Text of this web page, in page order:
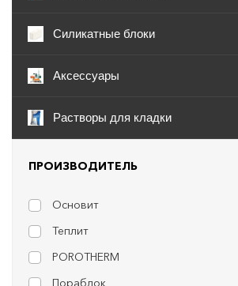
Силикатные блоки
Аксессуары
Растворы для кладки
ПРОИЗВОДИТЕЛЬ
Основит
Теплит
POROTHERM
Пораблок